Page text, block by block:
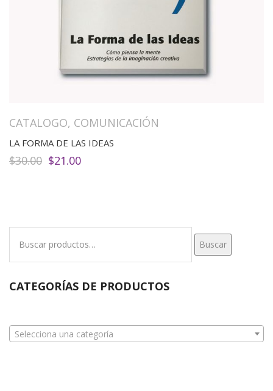
CATALOGO, COMUNICACIÓN
LA FORMA DE LAS IDEAS
$30.00 El
$21.00El
Buscar
CATEGORÍAS DE PRODUCTOS
Selecciona una categoría